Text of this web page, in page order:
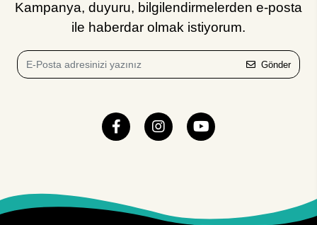
Kampanya, duyuru, bilgilendirmelerden e-posta
ile haberdar olmak istiyorum.
Gönder